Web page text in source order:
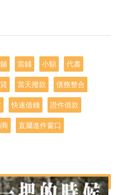
當鋪 小額 代書
當天撥款 債務整合
快速借錢 證件借款
直屬進件窗口